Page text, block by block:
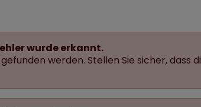
wurde erkannt.
werden. Stellen Sie sicher, dass